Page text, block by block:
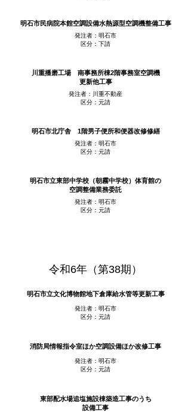
明石市民病院本館空調設備水熱源型空調機整備工事
発注者：明石市
区分：下請
川重播磨工場 南事務所棟2階事務室空調機
更新他工事
発注者：川重不動産
区分：元請
明石市北庁舎 1階男子便所和便器改修修繕
発注者：明石市
区分：元請
明石市立東部中学校（朝霧中学校）体育館の
空調整備業務委託
発注者：明石市
区分：元請
令和6年（第38期）
明石市立文化博物館地下倉庫給水管等更新工事
発注者：明石市
区分：元請
消防局情報指令室ほか空調設備ほか改修工事
発注者：明石市
区分：元請
東部配水場追塩施設棟築造工事のうち
設備工事